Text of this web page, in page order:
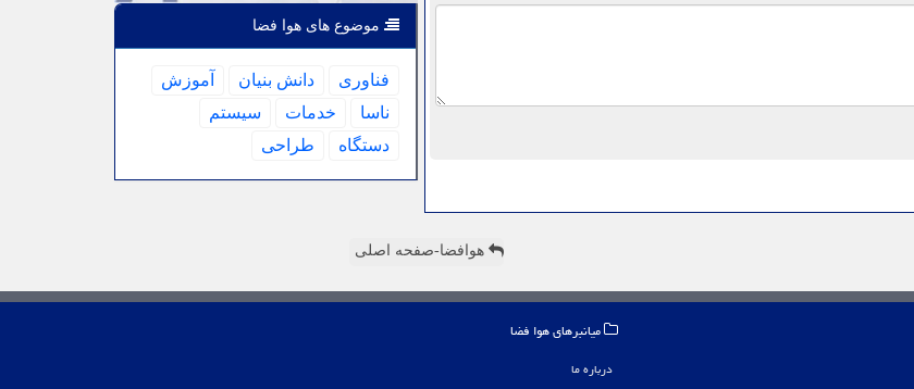
موضوع های هوا فضا
فناوری دانش بنیان
آموزش
ناسا
خدمات
سیستم
دستگاه
طراحی
هوافضا-صفحه اصلی
میانبرهای هوا فضا
درباره ما